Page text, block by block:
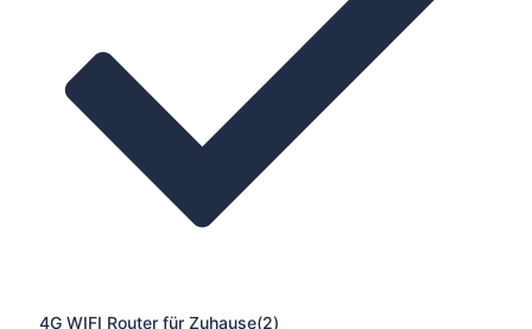
4G WIFI Router für Zuhause(2)